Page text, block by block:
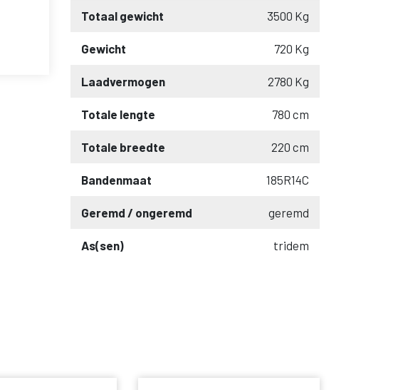
Totaal gewicht 3500 Kg
Gewicht 720 Kg
Laadvermogen 2780 Kg
Totale lengte 780 cm
Totale breedte 220 cm
Bandenmaat 185R14C
Geremd / ongeremd geremd
As(sen) tridem